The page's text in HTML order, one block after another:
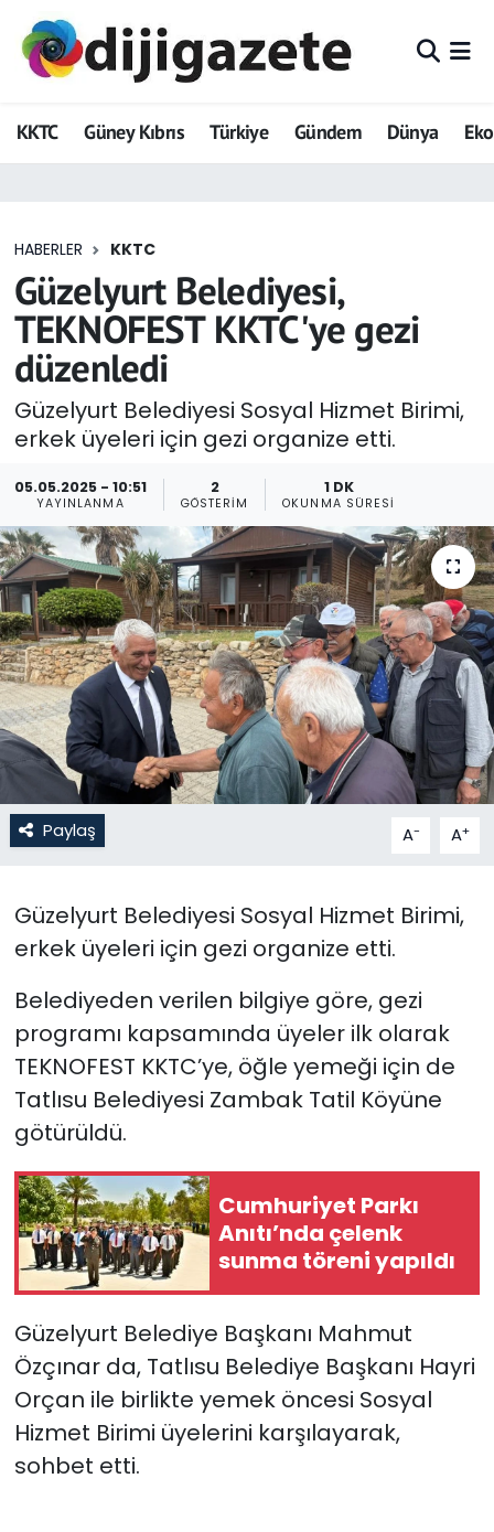
KKTC Güney Kıbrıs Türkiye Gündem Dünya
HABERLER KKTC
Güzelyurt Belediyesi,
TEKNOFEST KKTC'ye gezi
düzenledi
Güzelyurt Belediyesi Sosyal Hizmet Birimi,
erkek üyeleri için gezi organize etti.
05.05.2025 - 10:51
YAYINLANMA
2
GÖSTERIM
1 DK
OKUNMA SÜRESI
Paylaş A- A+
Güzelyurt Belediyesi Sosyal Hizmet Birimi,
erkek üyeleri için gezi organize etti.
Belediyeden verilen bilgiye göre, gezi
programı kapsamında üyeler ilk olarak
TEKNOFEST KKTC’ye, öğle yemeği için de
Tatlısu Belediyesi Zambak Tatil Köyüne
götürüldü.
Cumhuriyet Parkı
Anıtı’nda çelenk
sunma töreni yapıldı
Güzelyurt Belediye Başkanı Mahmut
Özçınar da, Tatlısu Belediye Başkanı Hayri
Orçan ile birlikte yemek öncesi Sosyal
Hizmet Birimi üyelerini karşılayarak,
sohbet etti.
ADVERTORIAL
Dijigazete
Eğitim
Ekonomi
Foto Galeri
GEZİ
Güncel
Gündem
KKTC
KKTC YEREL SEÇİM 2018
Kültür Sanat
Magazin
Moda
Otomobil Dünyası
SAĞLIK
Spor
TÜRKiYE
Video Galeri
YAŞAM
Yazarlar
Hava Durumu
Trafik Durumu
Tüm Manşetler
Son Dakika Haberleri
Haber Arşivi